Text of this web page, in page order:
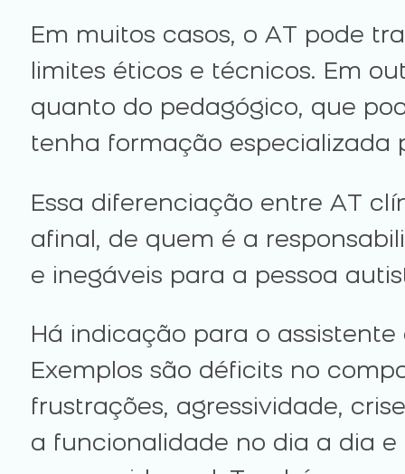
Em muitos casos, o AT pode
limites éticos e técnicos. Em
quanto do pedagógico, que
tenha formação especializada
Essa diferenciação entre AT
afinal, de quem é a
e inegáveis para a pessoa
Há indicação para o
Exemplos são déficits no
frustrações, agressividade,
a funcionalidade no dia a dia